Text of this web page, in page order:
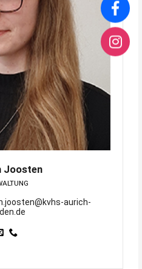
Joosten
aurich-